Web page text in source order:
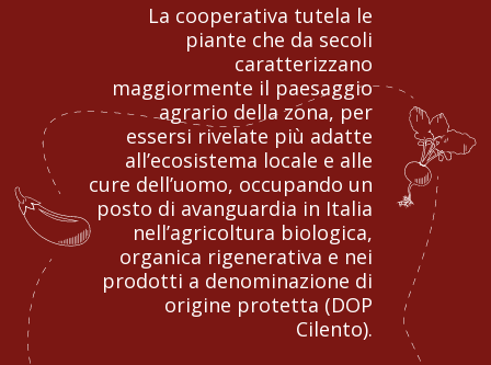
La cooperativa tutela le
piante che da secoli
caratterizzano
maggiormente il paesaggio
agrario della zona, per
essersi rivelate più adatte
all’ecosistema locale e alle
cure dell’uomo, occupando un
posto di avanguardia in Italia
nell’agricoltura biologica,
organica rigenerativa e nei
prodotti a denominazione di
origine protetta (DOP
Cilento).